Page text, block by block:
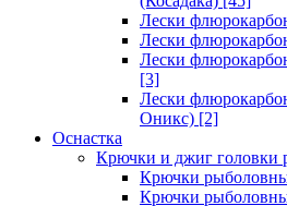
Лески
Лески
Лески
[3]
Лески
Оникс) [2]
Оснастка
Крючки и джиг головки
Крючки
Крючки